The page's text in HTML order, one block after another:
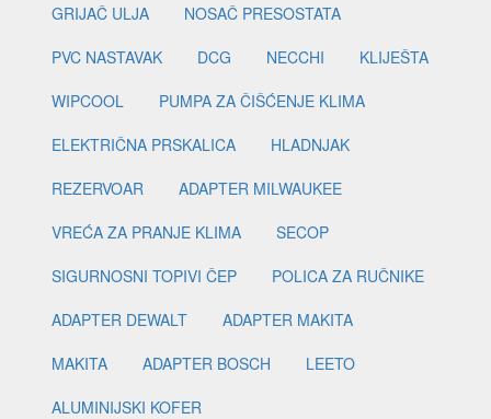
GRIJAČ ULJA
NOSAČ PRESOSTATA
PVC NASTAVAK
DCG NECCHI
KLIJEŠTA
WIPCOOL
PUMPA ZA ČIŠĆENJE KLIMA
ELEKTRIČNA PRSKALICA
HLADNJAK
REZERVOAR
ADAPTER MILWAUKEE
VREĆA ZA PRANJE KLIMA
SECOP
SIGURNOSNI TOPIVI ČEP
POLICA ZA RUČNIKE
ADAPTER DEWALT
ADAPTER MAKITA
MAKITA
ADAPTER BOSCH
LEETO
ALUMINIJSKI KOFER